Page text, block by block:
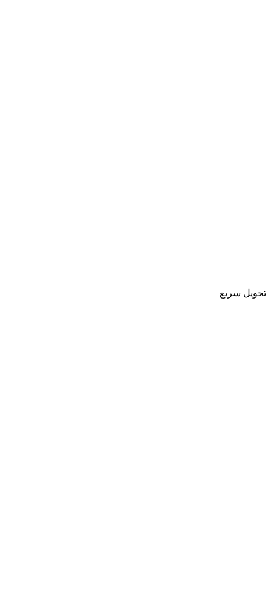
تحویل سریع